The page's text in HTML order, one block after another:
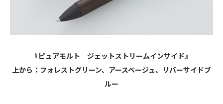
『ピュアモルト ジェットストリームインサイド』
上から：フォレストグリーン、アースベージュ、リバーサイドブ
ルー